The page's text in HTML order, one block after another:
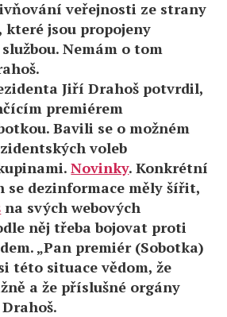
veřejnosti ze strany
které jsou propojeny
Nemám o tom
Jiří Drahoš potvrdil,
premiérem
Bavili se o možném
voleb
Novinky. Konkrétní
se dezinformace měly šířit,
na svých webových
něj třeba bojovat proti
„Pan premiér (Sobotka)
této situace vědom, že
a že příslušné orgány